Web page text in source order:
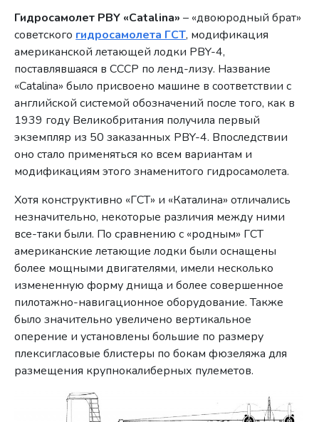
Гидросамолет PBY «Catalina» – «двоюродный брат»
советского гидросамолета ГСТ, модификация
американской летающей лодки PBY-4,
поставлявшаяся в СССР по ленд-лизу. Название
«Catalina» было присвоено машине в соответствии с
английской системой обозначений после того, как в
1939 году Великобритания получила первый
экземпляр из 50 заказанных PBY-4. Впоследствии
оно стало применяться ко всем вариантам и
модификациям этого знаменитого гидросамолета.
Хотя конструктивно «ГСТ» и «Каталина» отличались
незначительно, некоторые различия между ними
все-таки были. По сравнению с «родным» ГСТ
американские летающие лодки были оснащены
более мощными двигателями, имели несколько
измененную форму днища и более совершенное
пилотажно-навигационное оборудование. Также
было значительно увеличено вертикальное
оперение и установлены большие по размеру
плексигласовые блистеры по бокам фюзеляжа для
размещения крупнокалиберных пулеметов.